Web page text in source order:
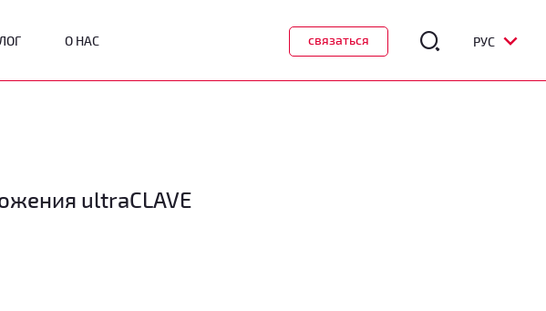
О НАС связаться РУС
ultraCLAVE